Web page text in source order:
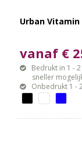
Urban Vitamin
vanaf €
Bedrukt in 1 -
sneller
Onbedrukt 1 -